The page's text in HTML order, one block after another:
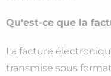
Qu'est-ce que la
La facture
transmise sous